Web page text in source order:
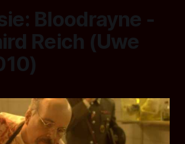
Bloodrayne -
Reich (Uwe